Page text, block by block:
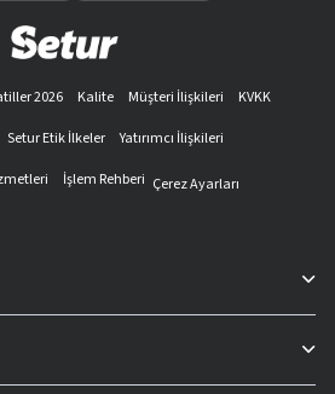
2026 Kalite Müşteri İlişkileri
KVKK
Setur Etik İlkeler
Yatırımcı İlişkileri
İşlem Rehberi Çerez Ayarları